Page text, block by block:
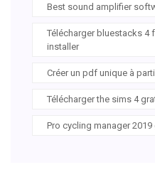
Best sound amplifier
Télécharger bluestacks
installer
Créer un pdf unique à
Télécharger the sims 4
Pro cycling manager 2019